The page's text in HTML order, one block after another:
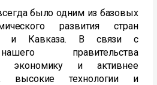
было одним из базовых
развития стран
и Кавказа. В связи с
правительства
экономику и активнее
высокие технологии и